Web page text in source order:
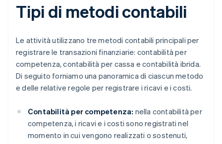
Tipi di metodi contabili
Le attività utilizzano tre metodi contabili principali per
registrare le transazioni finanziarie: contabilità per
competenza, contabilità per cassa e contabilità ibrida.
Di seguito forniamo una panoramica di ciascun metodo
e delle relative regole per registrare i ricavi e i costi.
Contabilità per competenza: nella contabilità per
competenza, i ricavi e i costi sono registrati nel
momento in cui vengono realizzati o sostenuti,